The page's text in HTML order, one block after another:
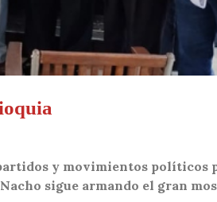
y movimientos políticos
sigue armando el gran